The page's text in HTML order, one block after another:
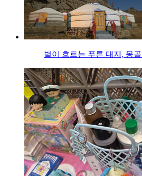
별이 흐르는 푸른 대지, 몽